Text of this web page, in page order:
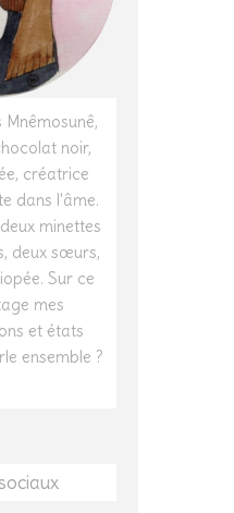
Mnêmosunê,
noir,
créatrice
dans l'âme.
minettes
deux sœurs,
Sur ce
mes
et états
ensemble ?